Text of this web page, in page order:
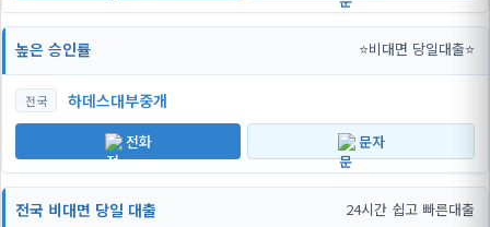
높은 승인률 ⭐비대면 당일대출⭐
전국 하데스대부중개
전화 문자
전국 비대면 당일 대출 24시간 쉽고 빠른대출